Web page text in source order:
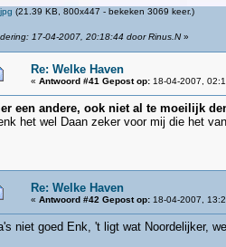
(21.39 KB, 800x447 - bekeken 3069 keer.)
17-04-2007, 20:18:44 door Rinus.N»
Re: Welke Haven
« Antwoord #41 Gepost op:18-04-2007,
een andere, ook niet al te moeilijk
het wel Daan zeker voor mij die het
Re: Welke Haven
« Antwoord #42 Gepost op:18-04-2007,
niet goed Enk, 't ligt wat Noordelijker,